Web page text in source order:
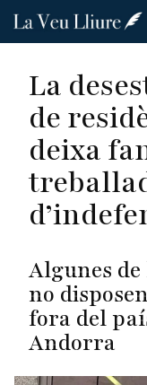
Vés
La
de
deixa
Algunes de
no
fora del
Andorra